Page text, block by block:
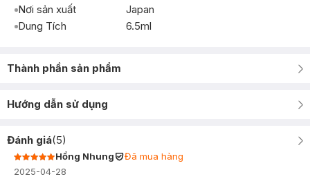
Nơi sản xuất
Japan
Dung Tích
6.5ml
Thành phần sản phẩm
Hướng dẫn sử dụng
Đánh giá(5)
Hồng Nhung
Đã mua hàng
2025-04-28